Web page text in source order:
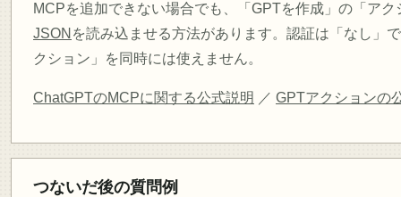
MCPを追加できない場合でも、「GPTを作成」の「ア
JSON を読み込ませる方法があります。認証は「なし」
クション」を同時には使えません。
ChatGPTのMCPに関する公式説明 ／ GPTアクションの
つないだ後の質問例